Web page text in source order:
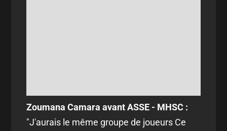
Zoumana Camara avant ASSE - MHSC :
"J'aurais le même groupe de joueurs Ce